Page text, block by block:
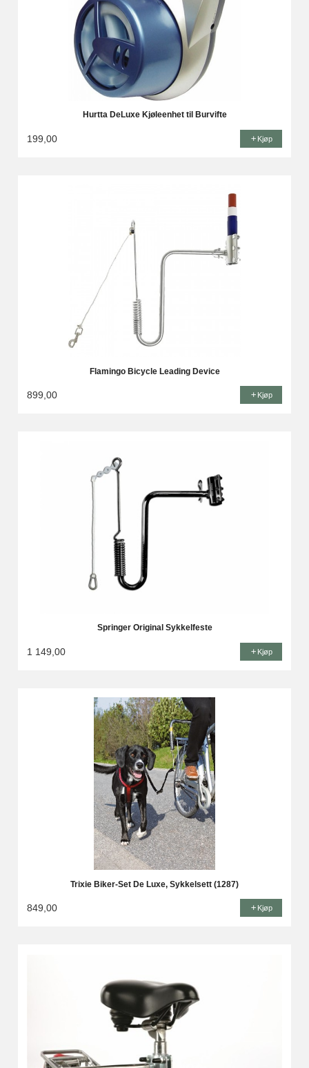
Hurtta DeLuxe Kjøleenhet til Burvifte
199,00 Kjøp
Flamingo Bicycle Leading Device
899,00 Kjøp
Springer Original Sykkelfeste
1 149,00 Kjøp
Trixie Biker-Set De Luxe, Sykkelsett (1287)
849,00 Kjøp